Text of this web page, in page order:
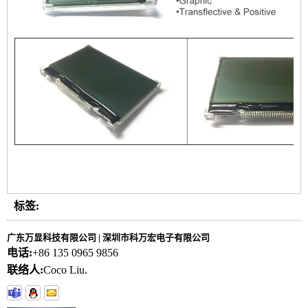
标签:
广东万显科技有限公司 | 深圳市科万宏电子有限公司
电话:+86 135 0965 9856
联络人:Coco Liu.